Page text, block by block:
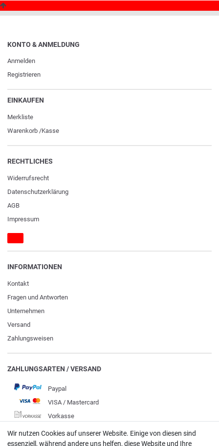
KONTO & ANMELDUNG
Anmelden
Registrieren
EINKAUFEN
Merkliste
Warenkorb /Kasse
RECHTLICHES
Widerrufs­recht
Daten­schutz­erklärung
AGB
Impressum
INFORMATIONEN
Kontakt
Fragen und Antworten
Unternehmen
Versand
Zahlungsweisen
ZAHLUNGSARTEN / VERSAND
Paypal
VISA / Mastercard
Vorkasse
DHL
Deutsche Post
Wir nutzen Cookies auf unserer Website. Einige von diesen sind
essenziell, während andere uns helfen, diese Website und Ihre